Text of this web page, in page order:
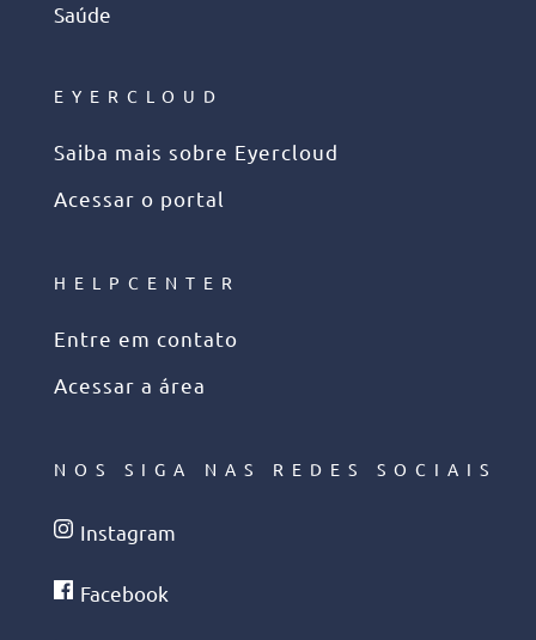
Saúde
EYERCLOUD
Saiba mais sobre Eyercloud
Acessar o portal
HELPCENTER
Entre em contato
Acessar a área
NOS SIGA NAS REDES SOCIAIS
Instagram
Facebook